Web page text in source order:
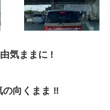
気ままに !
の向くまま ‼︎